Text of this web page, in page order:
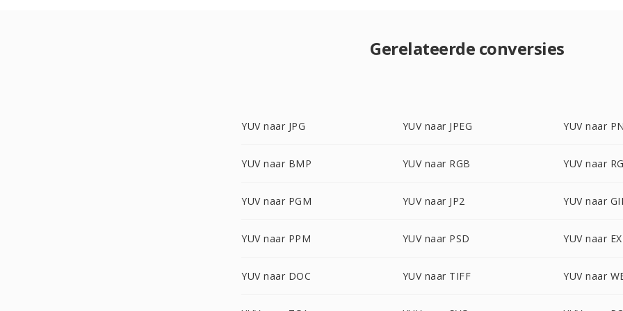
Gerelateerde conversies
YUV naar JPG YUV naar JPEG YUV naar
YUV naar BMP YUV naar RGB YUV naar
YUV naar PGM YUV naar JP2 YUV naar
YUV naar PPM YUV naar PSD YUV naar
YUV naar DOC YUV naar TIFF YUV naar